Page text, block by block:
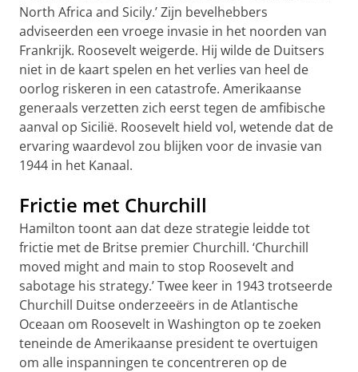
North Africa and Sicily.’Zijn bevelhebbers
adviseerden een vroege invasie in het noorden van
Frankrijk. Roosevelt weigerde. Hij wilde de Duitsers
niet in de kaart spelen en het verlies van heel de
oorlog riskeren in een catastrofe. Amerikaanse
generaals verzetten zich eerst tegen de amfibische
aanval op Sicilië. Roosevelt hield vol, wetende dat de
ervaring waardevol zou blijken voor de invasie van
1944 in het Kanaal.
Frictie met Churchill
Hamilton toont aan dat deze strategie leidde tot
frictie met de Britse premier Churchill. ‘Churchill
moved might and main to stop Roosevelt and
sabotage his strategy.’Twee keer in 1943 trotseerde
Churchill Duitse onderzeeërs in de Atlantische
Oceaan om Roosevelt in Washington op te zoeken
teneinde de Amerikaanse president te overtuigen
om alle inspanningen te concentreren op de